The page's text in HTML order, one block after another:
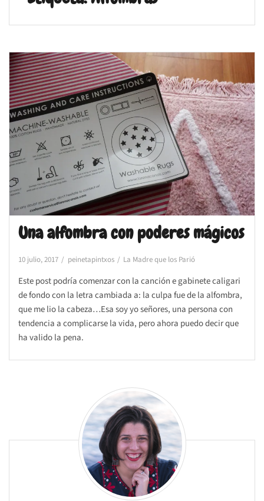
Una alfombra con poderes mágicos
10 julio, 2017 peinetapintxos La Madre que los Parió
Este post podría comenzar con la canción e gabinete caligari
de fondo con la letra cambiada a: la culpa fue de la alfombra,
que me lio la cabeza…Esa soy yo señores, una persona con
tendencia a complicarse la vida, pero ahora puedo decir que
ha valido la pena.